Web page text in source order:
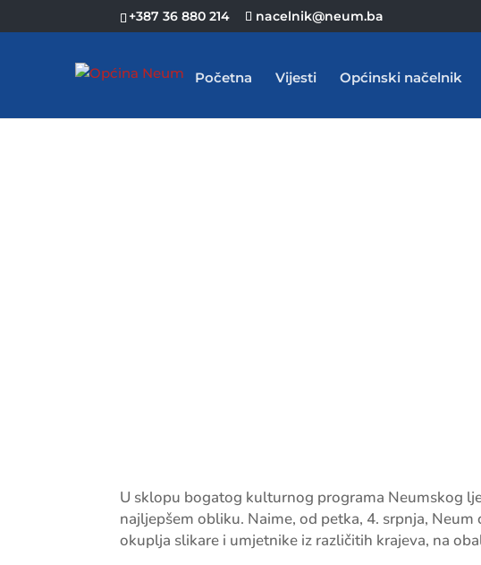
+387 36 880 214 nacelnik@neum.ba
Početna Vijesti Općinski načelnik
U sklopu bogatog kulturnog programa Neumskog
najljepšem obliku. Naime, od petka, 4. srpnja,
okuplja slikare i umjetnike iz različitih krajeva, na